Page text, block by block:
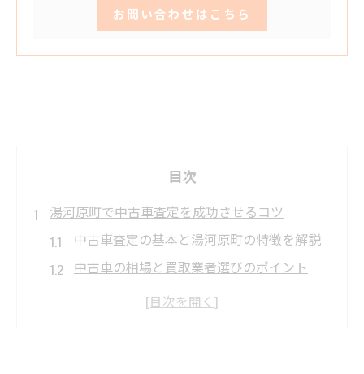
お問い合わせはこちら
目次
湯河原町で中古車査定を成功させるコツ
中古車査定の基本と湯河原町の特徴を解説
中古車の相場と買取業者選びのポイント
湯河原で中古車を高く売るタイミングの見